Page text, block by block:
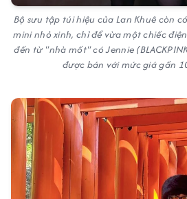
Bộ sưu tập túi hiệu của Lan Khuê còn
mini nhỏ xinh, chỉ để vừa một chiếc
đến từ "nhà mốt" có Jennie
được bán với mức giá gần